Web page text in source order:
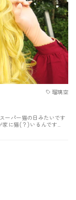
瑠璃空
ーパー猫の日みたいです
家に猫(？)いるんです…